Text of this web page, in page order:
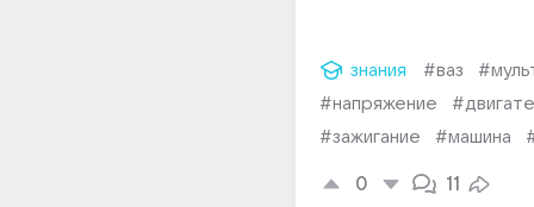
знания #ваз
#напряжение
#зажигание
#машина
0 11